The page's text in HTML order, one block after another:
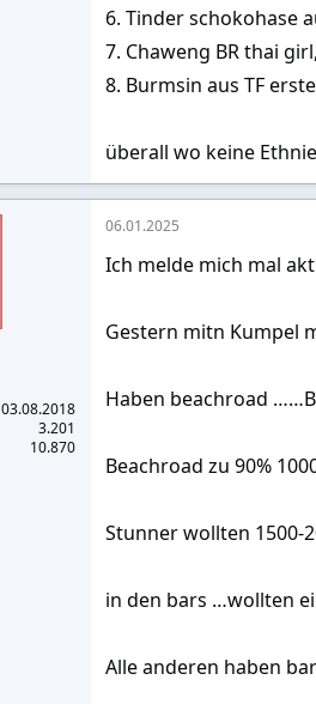
6. Tinder schokohase
7. Chaweng BR thai
8. Burmsin aus TF
überall wo keine
03.08.2018
3.201
10.870
06.01.2025
Ich melde mich mal
Gestern mitn Kumpel
Haben beachroad
Beachroad zu 90%
Stunner wollten 1500-
in den bars …wollten
Alle anderen haben